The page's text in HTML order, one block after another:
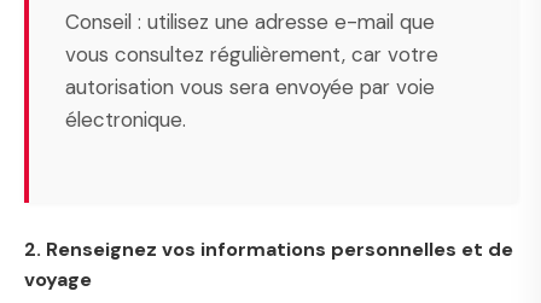
Conseil : utilisez une adresse e-mail que
vous consultez régulièrement, car votre
autorisation vous sera envoyée par voie
électronique.
2. Renseignez vos informations personnelles et de
voyage